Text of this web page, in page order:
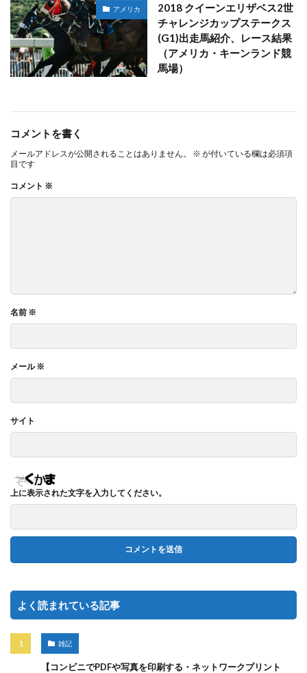
アメリカ
2018 クイーンエリザベス2世
チャレンジカップステークス
(G1)出走馬紹介、レース結果
（アメリカ・キーンランド競
馬場）
コメントを書く
メールアドレスが公開されることはありません。 ※ が付いている欄は必須項
目です
コメント ※
名前 ※
メール※
サイト
上に表示された文字を入力してください。
よく読まれている記事
雑記
【コンビニでPDFや写真を印刷する・ネットワークプリント